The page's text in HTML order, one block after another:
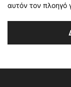
αυτόν τον πλοηγό